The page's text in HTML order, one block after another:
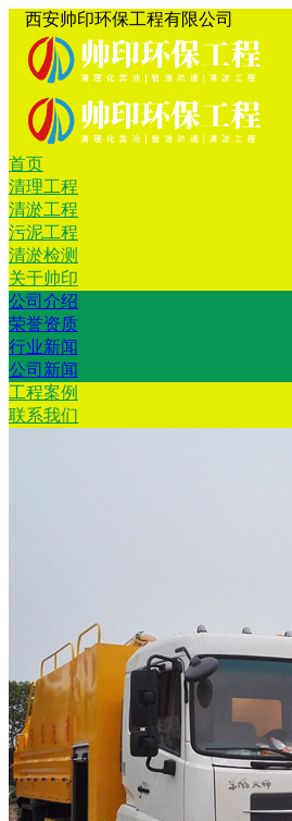
西安帅印环保工程有限公司
首页
首页
清理工程
清淤工程
污泥工程
清淤检测
关于帅印
公司介绍
荣誉资质
行业新闻
公司新闻
工程案例
联系我们